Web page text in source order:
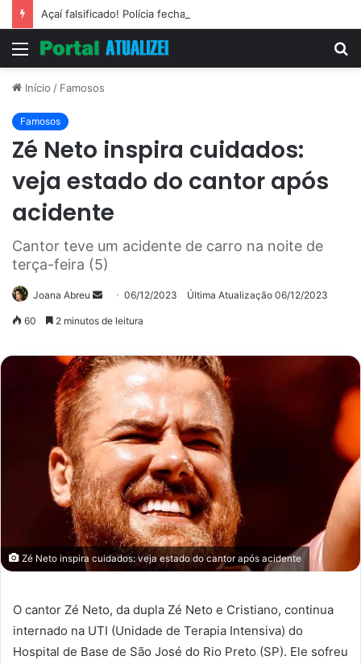
Açaí falsificado! Polícia fecha fábrica em Várzea Grande
Menu
Início / Famosos
Famosos
Zé Neto inspira cuidados:
veja estado do cantor após
acidente
Cantor teve um acidente de carro na noite de
terça-feira (5)
Joana Abreu
Mande06/12/2023 Última Atualização 06/12/2023
60 2 minutos de leitura
Zé Neto inspira cuidados: veja estado do cantor após acidente
O cantor Zé Neto, da dupla Zé Neto e Cristiano, continua
internado na UTI (Unidade de Terapia Intensiva) do
Hospital de Base de São José do Rio Preto (SP). Ele sofreu